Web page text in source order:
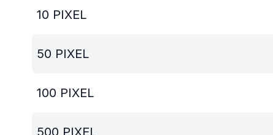
10 PIXEL
50 PIXEL
100 PIXEL
500 PIXEL